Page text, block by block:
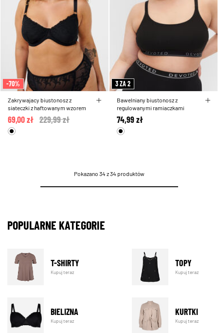
-70%
Zakrywajacy biustonosz z
siateczki z haftowanym wzorem
Price reduced from
229,99 zł
69,00 zł
3 ZA 2
Bawelniany biustonosz z
regulowanymi ramiaczkami
74,99 zł
Pokazano 34 z 34 produktów
POPULARNE KATEGORIE
T-SHIRTY
Kupuj teraz
TOPY
Kupuj teraz
BIELIZNA
Kupuj teraz
KURTKI
Kupuj teraz